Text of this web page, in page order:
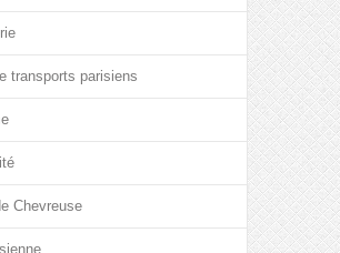
transports parisiens
Chevreuse